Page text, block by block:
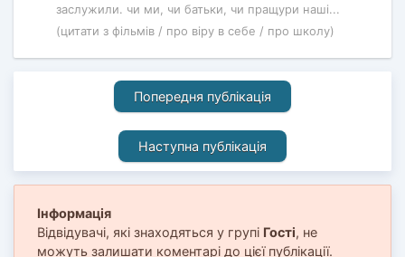
заслужили. чи ми, чи батьки, чи пращури наші...
(цитати з фільмів / про віру в себе / про школу)
Попередня публікація
Наступна публікація
Інформація
Відвідувачі, які знаходяться у групі Гості, не
можуть залишати коментарі до цієї публікації.